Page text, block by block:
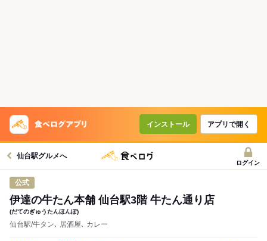
インストール アプリで開く
仙台駅グルメへ
ログイン
公式
伊達の牛たん本舗 仙台駅3階 牛たん通り店
(だてのぎゅうたんほんぽ)
仙台駅/牛タン､ 居酒屋､ カレー